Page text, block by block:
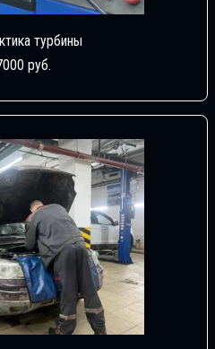
турбины
руб.